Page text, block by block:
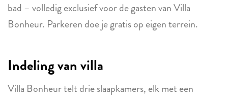
bad – volledig exclusief voor de gasten van Villa
Bonheur. Parkeren doe je gratis op eigen terrein.
Indeling van villa
Villa Bonheur telt drie slaapkamers, elk met een